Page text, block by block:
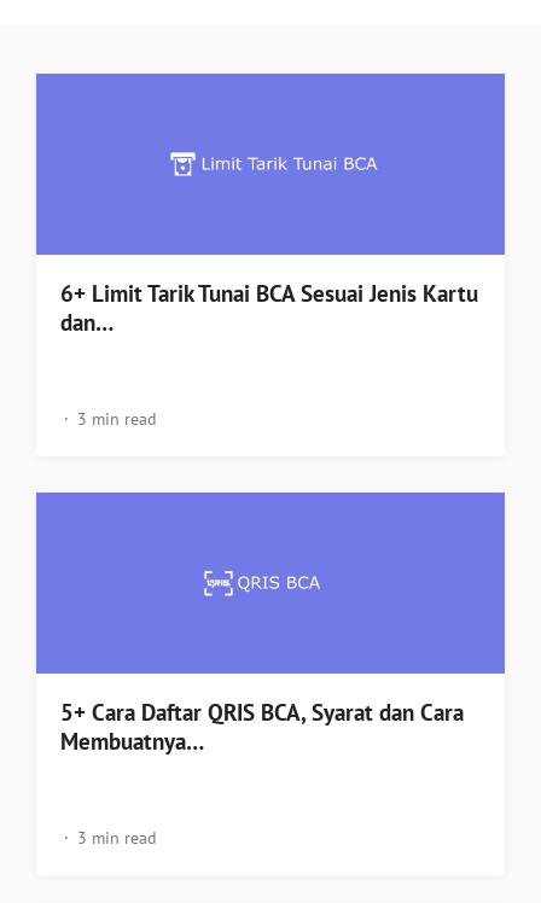
6+ Limit Tarik Tunai BCA Sesuai Jenis Kartu
dan…
3 min read
5+ Cara Daftar QRIS BCA, Syarat dan Cara
Membuatnya…
3 min read